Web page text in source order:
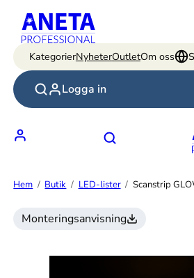
Hoppa
innehåll
KategorierNyheterOutletOm oss
Logga in
Hem Butik LED-lister Scanstrip
Monteringsanvisning